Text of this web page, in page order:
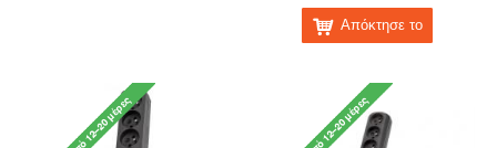
Απόκτησε το